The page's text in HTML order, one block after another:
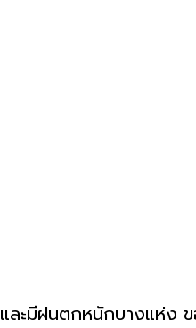
ละมีฝนตกหนักบางแห่ง